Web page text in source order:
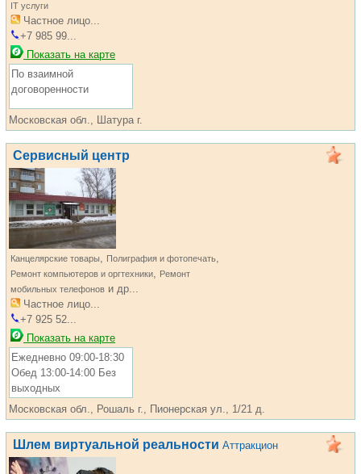
IT услуги
Частное лицо...
+7 985 99...
Показать на карте
По взаимной
договоренности
Московская обл., Шатура г.
Сервисный центр
Канцелярские товары, Полиграфия и фотопечать,
Ремонт компьютеров и оргтехники, Ремонт
мобильных телефонов и др...
Частное лицо...
+7 925 52...
Показать на карте
Ежедневно 09:00-18:30
Обед 13:00-14:00 Без
выходных
Московская обл., Рошаль г., Пионерская ул., 1/21 д.
Шлем виртуальной реальности Аттракцион